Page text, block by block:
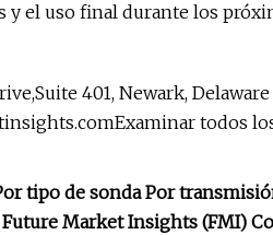
y el uso final durante los
401, Newark, Delaware
todos
tipo de sonda Por
Market Insights (FMI)